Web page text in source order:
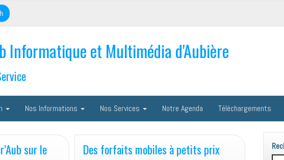
Informatique et Multimédia d'Aubière
Nos Informations Nos Services Notre Agenda Téléchargements
sur le Des forfaits mobiles à petits prix